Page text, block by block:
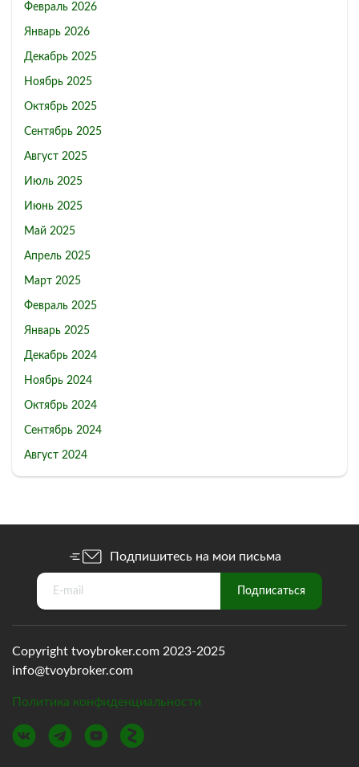
Февраль 2026
Январь 2026
Декабрь 2025
Ноябрь 2025
Октябрь 2025
Сентябрь 2025
Август 2025
Июль 2025
Июнь 2025
Май 2025
Апрель 2025
Март 2025
Февраль 2025
Январь 2025
Декабрь 2024
Ноябрь 2024
Октябрь 2024
Сентябрь 2024
Август 2024
Подпишитесь на мои письма
Copyright tvoybroker.com 2023-2025
info@tvoybroker.com
Политика конфиденциальности